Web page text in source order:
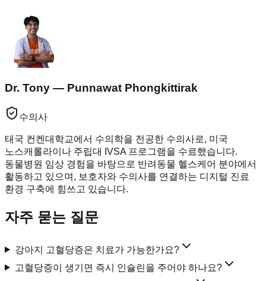
Dr. Tony — Punnawat Phongkittirak
수의사
태국 컨켄대학교에서 수의학을 전공한 수의사로, 미국
노스캐롤라이나 주립대 IVSA 프로그램을 수료했습니다.
동물병원 임상 경험을 바탕으로 반려동물 헬스케어 분야에서
활동하고 있으며, 보호자와 수의사를 연결하는 디지털 진료
환경 구축에 힘쓰고 있습니다.
자주 묻는 질문
강아지 고혈당증은 치료가 가능한가요?
고혈당증이 생기면 즉시 인슐린을 주어야 하나요?